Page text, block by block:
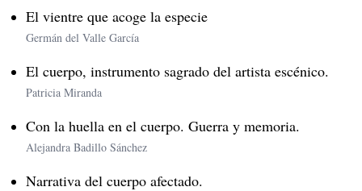
El vientre que acoge la especie
Germán del Valle García
El cuerpo, instrumento sagrado del artista escénico.
Patricia Miranda
Con la huella en el cuerpo. Guerra y memoria.
Alejandra Badillo Sánchez
Narrativa del cuerpo afectado.